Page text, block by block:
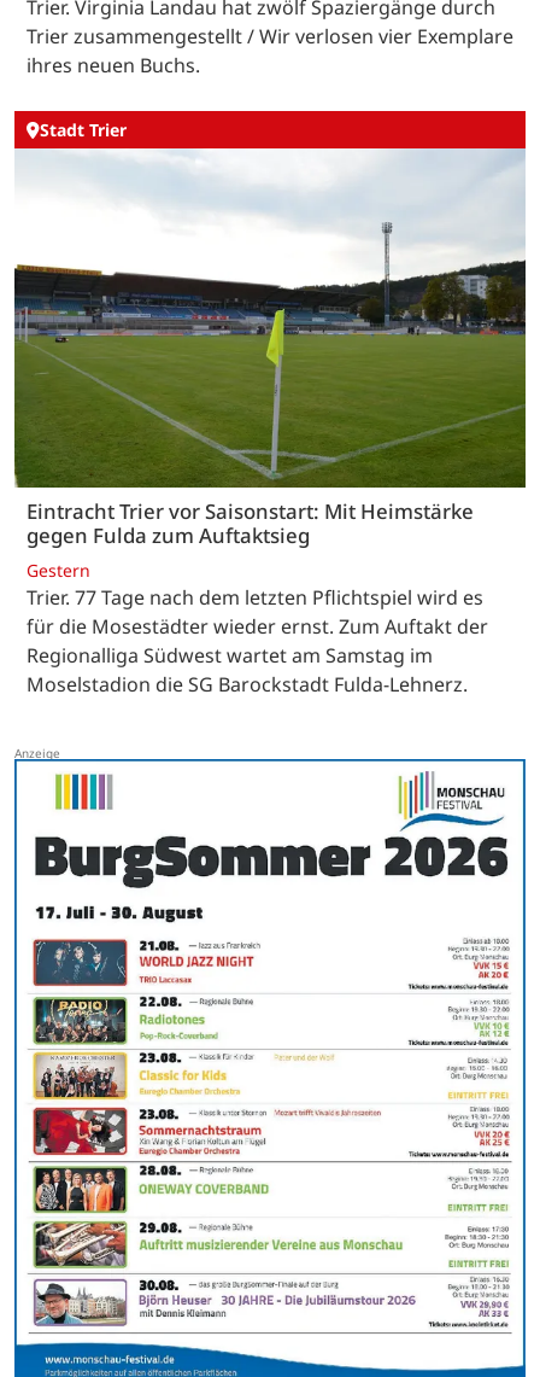
Trier. Virginia Landau hat zwölf Spaziergänge durch
Trier zusammengestellt / Wir verlosen vier Exemplare
ihres neuen Buchs.
Stadt Trier
Eintracht Trier vor Saisonstart: Mit Heimstärke
gegen Fulda zum Auftaktsieg
Gestern
Trier. 77 Tage nach dem letzten Pflichtspiel wird es
für die Mosestädter wieder ernst. Zum Auftakt der
Regionalliga Südwest wartet am Samstag im
Moselstadion die SG Barockstadt Fulda-Lehnerz.